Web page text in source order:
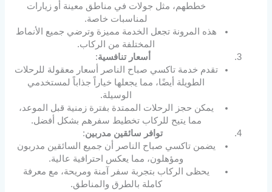
خططهم، مثل جولات في مناطق معينة أو زيارات
لمناسبات خاصة.
هذه المرونة تجعل الخدمة مميزة وترضي جميع الأنماط
المختلفة من الركاب.
أسعار تنافسية:
تقدم خدمة تاكسي صباح الناصر أسعار معقولة للرحلات
الطويلة أيضًا، مما يجعلها خياراً جذاباً لمستخدمي
الوسيلة.
يمكن حجز الرحلات الممتدة بفترة زمنية قبل الموعد،
مما يتيح للركاب تخطيط سفرهم بشكل أفضل.
توافر سائقين مدربين:
يضمن تاكسي صباح الناصر أن جميع السائقين مدربون
ومؤهلون، مما يعكس احترافية عالية.
يحظى الركاب بتجربة سفر آمنة ومريحة، مع معرفة
كاملة بالطرق والمناطق.